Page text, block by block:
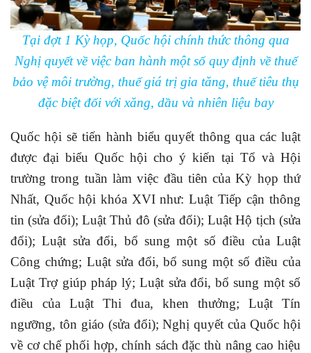
Tại đợt 1 Kỳ họp, Quốc hội chính thức thông qua
Nghị quyết về việc ban hành một số quy định về thuế
bảo vệ môi trường, thuế giá trị gia tăng, thuế tiêu thụ
đặc biệt đối với xăng, dầu và nhiên liệu bay
Quốc hội sẽ tiến hành biểu quyết thông qua các luật
được đại biểu Quốc hội cho ý kiến tại Tổ và Hội
trường trong tuần làm việc đầu tiên của Kỳ họp thứ
Nhất, Quốc hội khóa XVI như: Luật Tiếp cận thông
tin (sửa đổi); Luật Thủ đô (sửa đổi); Luật Hộ tịch (sửa
đổi); Luật sửa đổi, bổ sung một số điều của Luật
Công chứng; Luật sửa đổi, bổ sung một số điều của
Luật Trợ giúp pháp lý; Luật sửa đổi, bổ sung một số
điều của Luật Thi đua, khen thưởng; Luật Tín
ngưỡng, tôn giáo (sửa đổi); Nghị quyết của Quốc hội
về cơ chế phối hợp, chính sách đặc thù nâng cao hiệu